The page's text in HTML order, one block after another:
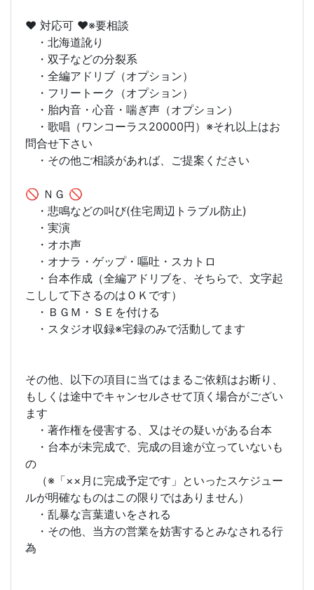
♥ 対応可 ♥※要相談
・北海道訛り
・双子などの分裂系
・全編アドリブ（オプション）
・フリートーク（オプション）
・胎内音・心音・喘ぎ声（オプション）
・歌唱（ワンコーラス20000円）※それ以上はお
問合せ下さい
・その他ご相談があれば、ご提案ください
🚫 ＮＧ 🚫
・悲鳴などの叫び(住宅周辺トラブル防止)
・実演
・オホ声
・オナラ・ゲップ・嘔吐・スカトロ
・台本作成（全編アドリブを、そちらで、文字起
こしして下さるのはＯＫです）
・ＢＧＭ・ＳＥを付ける
・スタジオ収録※宅録のみで活動してます
その他、以下の項目に当てはまるご依頼はお断り、
もしくは途中でキャンセルさせて頂く場合がござい
ます
・著作権を侵害する、又はその疑いがある台本
・台本が未完成で、完成の目途が立っていないも
の
（※「××月に完成予定です」といったスケジュー
ルが明確なものはこの限りではありません）
・乱暴な言葉遣いをされる
・その他、当方の営業を妨害するとみなされる行
為